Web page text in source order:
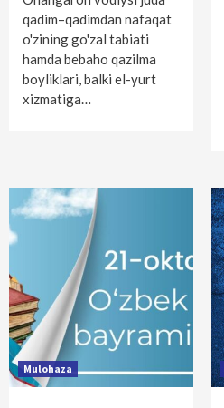
qadim–qadimdan nafaqat
o'zining go'zal tabiati
hamda bebaho qazilma
boyliklari, balki el-yurt
xizmatiga…
Mulohaza